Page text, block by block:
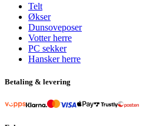
Telt
Økser
Dunsoveposer
Votter herre
PC sekker
Hansker herre
Betaling & levering